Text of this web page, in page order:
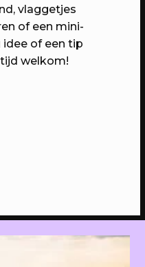
vlaggetjes
of een mini-
idee of een tip
welkom!